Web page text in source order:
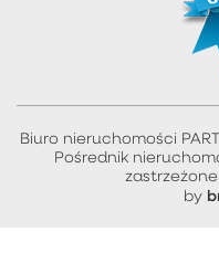
Biuro nieruchomości
Pośrednik
by